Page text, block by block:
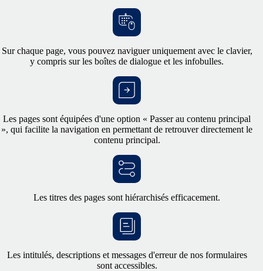
Sur chaque page, vous pouvez naviguer uniquement avec le clavier,
y compris sur les boîtes de dialogue et les infobulles.
Les pages sont équipées d'une option « Passer au contenu principal
», qui facilite la navigation en permettant de retrouver directement le
contenu principal.
Les titres des pages sont hiérarchisés efficacement.
Les intitulés, descriptions et messages d'erreur de nos formulaires
sont accessibles.